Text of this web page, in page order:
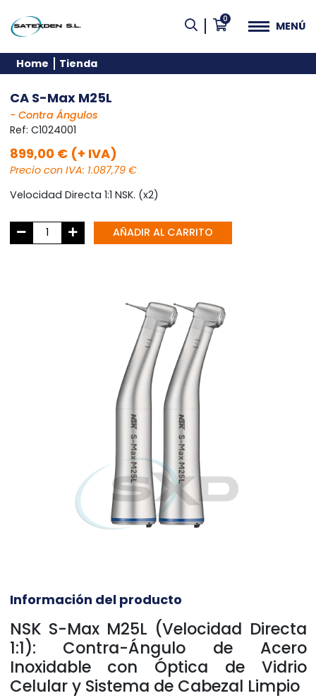
0
MENÚ
Home Tienda
CA S-Max M25L
- Contra Ángulos
Ref: C1024001
899,00 € (+ IVA)
Precio con IVA: 1.087,79 €
Velocidad Directa 1:1 NSK. (x2)
AÑADIR AL CARRITO
Información del producto
NSK S-Max M25L (Velocidad Directa
1:1): Contra-Ángulo de Acero
Inoxidable con Óptica de Vidrio
Celular y Sistema de Cabezal Limpio